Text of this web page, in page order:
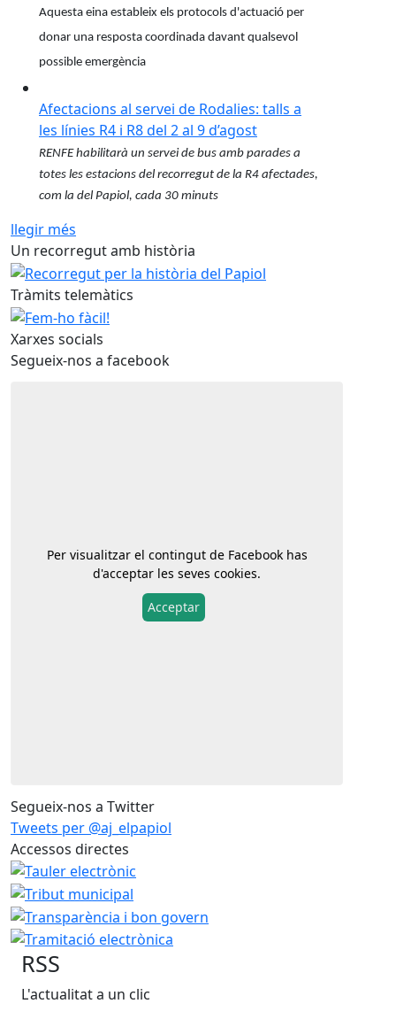
Aquesta eina estableix els protocols d'actuació per
donar una resposta coordinada davant qualsevol
possible emergència
Afectacions al servei de Rodalies: talls a
les línies R4 i R8 del 2 al 9 d’agost
RENFE habilitarà un servei de bus amb parades a
totes les estacions del recorregut de la R4 afectades,
com la del Papiol, cada 30 minuts
llegir més
Un recorregut amb història
Tràmits telemàtics
Xarxes socials
Segueix-nos a facebook
Per visualitzar el contingut de Facebookhas
d'acceptar les seves cookies.
Acceptar
Segueix-nos a Twitter
Tweets per @aj_elpapiol
Accessos directes
RSS
L'actualitat a un clic